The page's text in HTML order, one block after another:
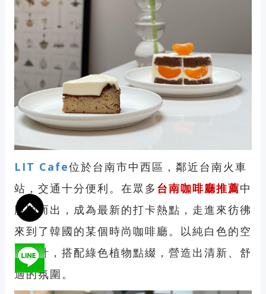
LIT Cafe位於台南市中西區，鄰近台南火車
站，交通十分便利。在眾多 台南咖啡廳推薦中
脫穎而出，成為最新的打卡熱點，走進來彷彿
來到了韓國的某個時尚咖啡廳。以純白色的空
間設計，搭配綠色植物點綴，營造出清新、舒
適的氛圍。